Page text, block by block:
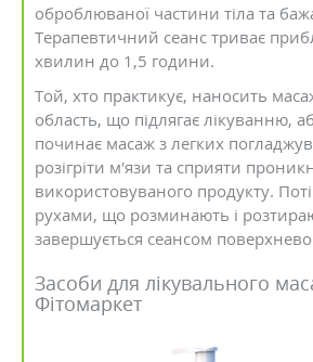
оброблюваної частини тіла та
Терапевтичний сеанс триває
хвилин до 1,5 години.
Той, хто практикує, наносить
область, що підлягає лікуванню,
починає масаж з легких
розігріти м'язи та сприяти
використовуваного продукту.
рухами, що розминають і
завершується сеансом
Засоби для лікувального
Фітомаркет